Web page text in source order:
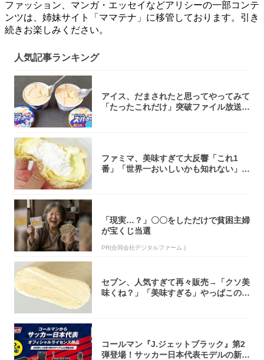
ファッション、マンガ・エッセイなどアリシーの一部コンテ
ンツは、姉妹サイト「ママテナ」に移管しております。引き
続きお楽しみください。
人気記事ランキング
アイス、だまされたと思ってやってみて
「たったこれだけ」突破ファイル放送で
ファミマ、美味すぎて大反響「これ1
番」「世界一おいしいかも知れない」
「現実…？」〇〇をしただけで貧困主婦
が宝くじ当選
PR(合同会社デジタルファーム )
セブン、人気すぎて再々販売→「クソ美
味くね？」「美味すぎる」やっぱこのク
コールマン『J.ジェットブラック』第2
弾登場！サッカー日本代表モデルの新作